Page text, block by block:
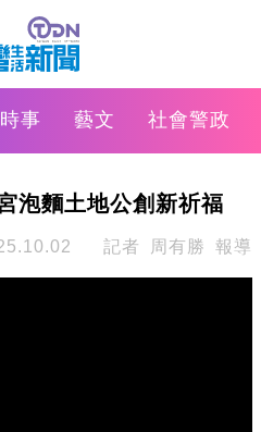
時事 藝文 社會警政
泡麵土地公創新祈福
記者 周有勝 報導